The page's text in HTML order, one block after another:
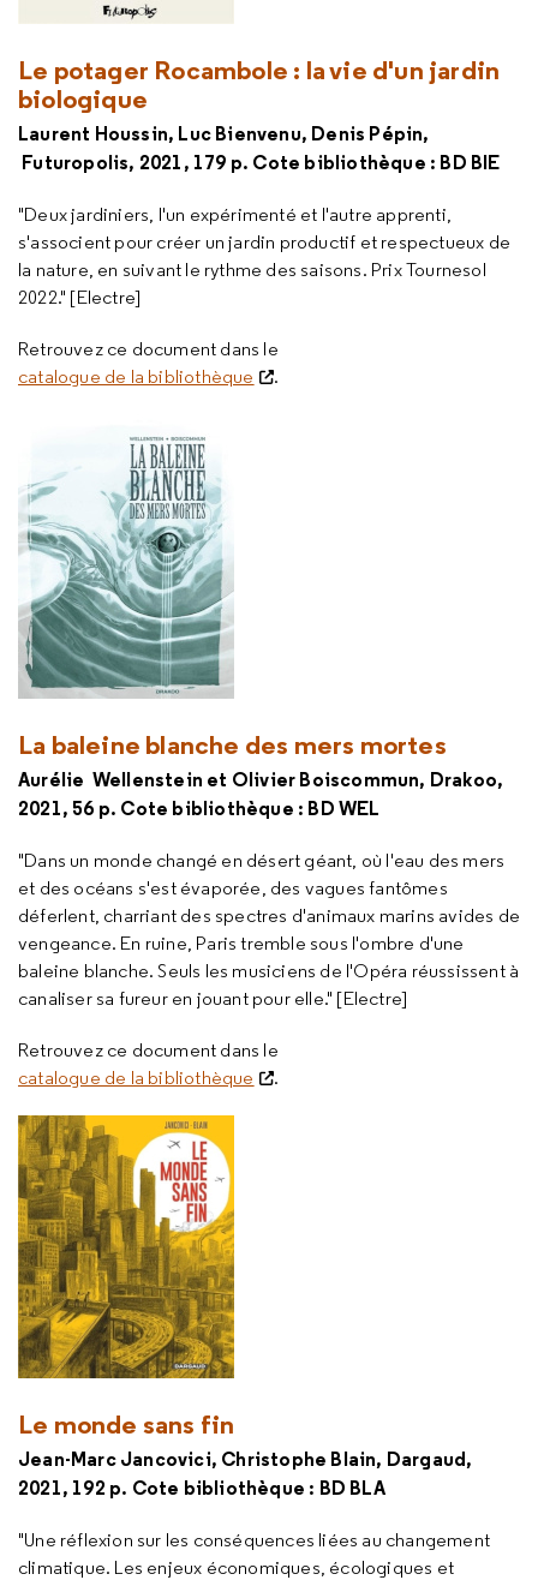
Le potager Rocambole : la vie d'un jardin
biologique
Laurent Houssin, Luc Bienvenu, Denis Pépin,
Futuropolis, 2021, 179 p. Cote bibliothèque : BD BIE
"Deux jardiniers, l'un expérimenté et l'autre apprenti,
s'associent pour créer un jardin productif et respectueux de
la nature, en suivant le rythme des saisons. Prix Tournesol
2022." [Electre]
Retrouvez ce document dans le
catalogue de la bibliothèque
.
La baleine blanche des mers mortes
Aurélie Wellenstein et Olivier Boiscommun, Drakoo,
2021, 56 p. Cote bibliothèque : BD WEL
"Dans un monde changé en désert géant, où l'eau des mers
et des océans s'est évaporée, des vagues fantômes
déferlent, charriant des spectres d'animaux marins avides de
vengeance. En ruine, Paris tremble sous l'ombre d'une
baleine blanche. Seuls les musiciens de l'Opéra réussissent à
canaliser sa fureur en jouant pour elle." [Electre]
Retrouvez ce document dans le
catalogue de la bibliothèque
.
Le monde sans fin
Jean-Marc Jancovici, Christophe Blain, Dargaud,
2021, 192 p. Cote bibliothèque : BD BLA
"Une réflexion sur les conséquences liées au changement
climatique. Les enjeux économiques, écologiques et